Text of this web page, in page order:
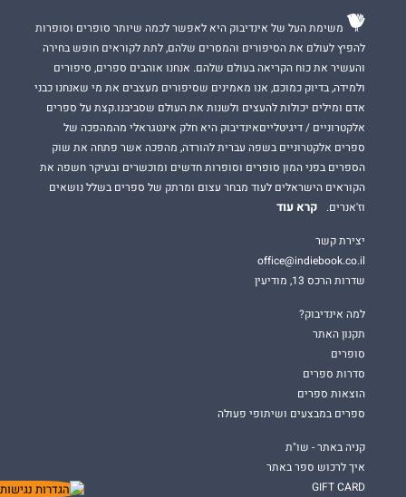
משימת העל של אינדיבוק היא לאפשר לכמה שיותר סופרים וסופרות
להפיץ לעולם את הסיפורים והמסרים שלהם, לתת לקוראים חופש בחירה
והעשיר את כוח הקריאה בעולם שלהם. אנחנו אוהבים ספרים, סיפורים
ולמידה, בדיוק כמוכם, אנו מאמינים שסיפורים מעצבים את מי שאנחנו כבני
אדם ומילים יכולות להעצים ולשנות את העולם שסביבנו.קצת על ספרים
אלקטרוניים / דיגיטלייםאינדיבוק היא חלק אינטגראלי מהמהפכה של
ספרים אלקטרוניים בשפה עברית להורדה, מהפכה אשר פתחה את שוק
הספרים בפני המון סופרים וסופרות חדשים ומוכשרים ובעיקר חשפה את
הקוראים הישראלים לעוד מבחר עצום ומרתק של ספרים בשלל נושאים
וז'אנרים.
קרא עוד
יצירת קשר
office@indiebook.co.il
שדרות הרכס 13, מודיעין
למה אינדיבוק?
תקנון האתר
סופרים
סדרות ספרים
הוצאות ספרים
ספרים במבצעים ושיתופי פעולה
קניה באתר - שו"ת
איך לרכוש ספר באתר
GIFT CARD